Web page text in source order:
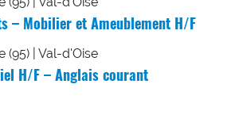
– Mobilier et Ameublement H/F
(95) | Val-d'Oise
H/F – Anglais courant